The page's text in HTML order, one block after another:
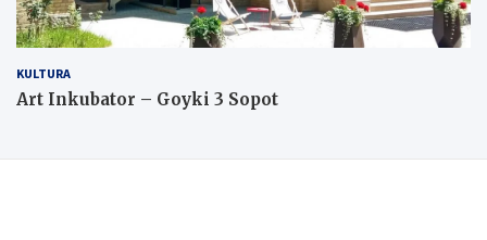
KULTURA
Art Inkubator – Goyki 3 Sopot